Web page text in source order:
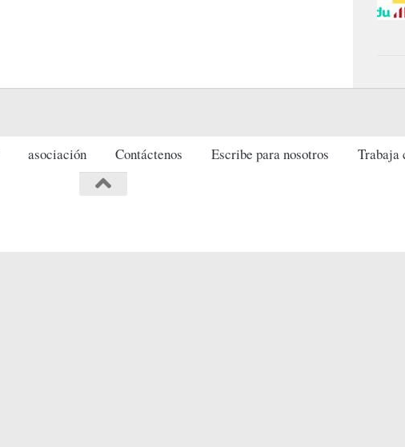
asociación Contáctenos Escribe para nosotros Trabaja